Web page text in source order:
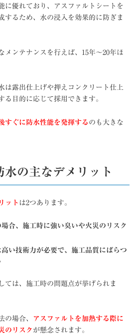
に優れており、アスファルトシートを
するため、水の浸入を効果的に防ぎま
メンテナンスを行えば、15年〜20年ほ
は露出仕上げや押えコンクリート仕上
る目的に応じて採用できます。
すぐに防水性能を発揮する のも大きな
水の主なデメリット
ット は2つあります。
合、施工時に強い臭いや火災のリスク
高い技術力が必要で、施工品質にばらつ
ては、施工時の問題点が挙げられま
の場合、
アスファルトを加熱する際に
のリスク が懸念されます。